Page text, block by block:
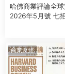
哈佛商業評論全
2026年5月號 七
商業财經